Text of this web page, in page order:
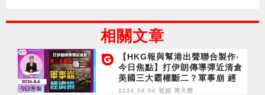
相關文章
【HKG報與幫港出聲聯合製作‧
今日焦點】打伊朗傳導彈近清倉
美國三大霸權斷二？軍事崩 經
濟損
2026.08.06 視頻 周天慧